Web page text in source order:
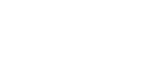
et avec le soutien des